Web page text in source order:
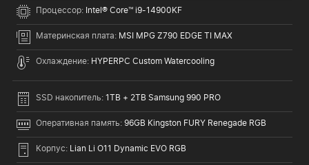
Процессор: Intel® Core™ i9-14900KF
Материнская плата: MSI MPG Z790 EDGE TI MAX
Охлаждение: HYPERPC Custom Watercooling
SSD накопитель: 1TB + 2TB Samsung 990 PRO
Оперативная память: 96GB Kingston FURY Renegade RGB
Корпус: Lian Li O11 Dynamic EVO RGB